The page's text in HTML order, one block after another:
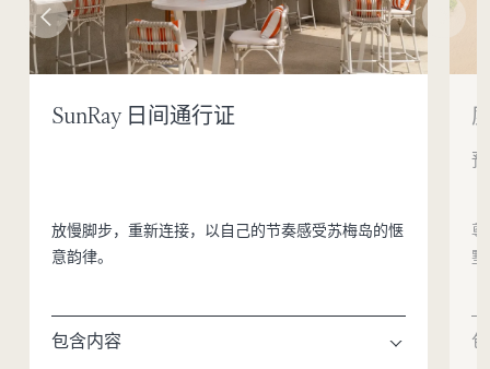
SunRay 日间通行证
放慢脚步，重新连接，以自己的节奏感受苏梅岛的惬
意韵律。
包含内容
尊